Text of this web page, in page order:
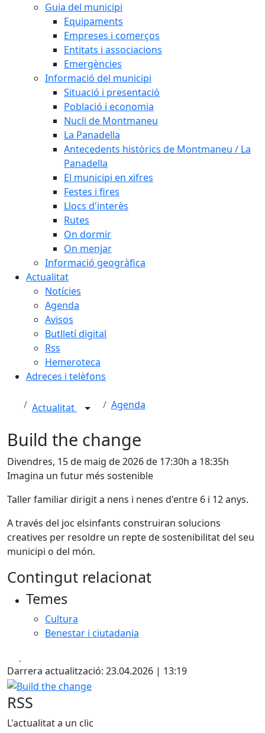
Guia del municipi
Equipaments
Empreses i comerços
Entitats i associacions
Emergències
Informació del municipi
Situació i presentació
Població i economia
Nucli de Montmaneu
La Panadella
Antecedents històrics de Montmaneu / La
Panadella
El municipi en xifres
Festes i fires
Llocs d'interès
Rutes
On dormir
On menjar
Informació geogràfica
Actualitat
Notícies
Agenda
Avisos
Butlletí digital
Rss
Hemeroteca
Adreces i telèfons
Actualitat Agenda
Build the change
Divendres, 15 de maig de 2026 de 17:30h a 18:35h
Imagina un futur més sostenible
Taller familiar dirigit a nens i nenes d'entre 6 i 12 anys.
A través del joc elsinfants construiran solucions
creatives per resoldre un repte de sostenibilitat del seu
municipi o del món.
Contingut relacionat
Temes
Cultura
Benestar i ciutadania
Darrera actualització: 23.04.2026 | 13:19
Build the change
RSS
L'actualitat a un clic